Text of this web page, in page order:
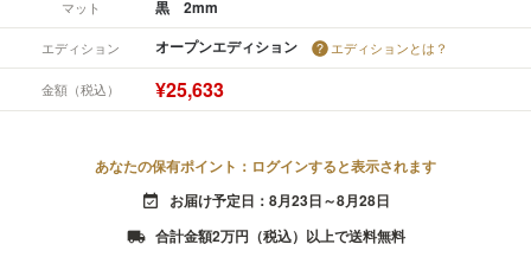
マット 黒 2mm
エディション オープンエディション エディションとは？
金額（税込） ¥25,633
あなたの保有ポイント：ログインすると表示されます
event_available お届け予定日：8月23日～8月28日
local_shipping 合計金額2万円（税込）以上で送料無料